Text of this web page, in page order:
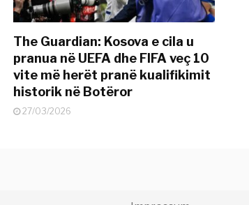
The Guardian: Kosova e cila u
pranua në UEFA dhe FIFA veç 10
vite më herët pranë kualifikimit
historik në Botëror
27/03/2026